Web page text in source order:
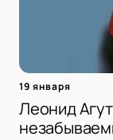
19 января
Леонид